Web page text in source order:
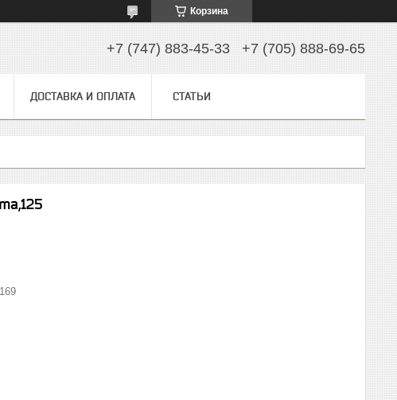
Корзина
+7 (747) 883-45-33 +7 (705) 888-69-65
ДОСТАВКА И ОПЛАТА СТАТЬИ
169